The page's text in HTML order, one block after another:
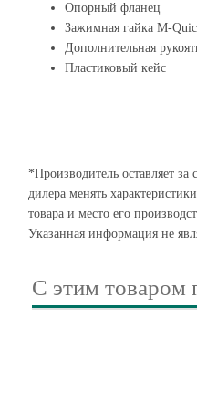
Опорный фланец
Зажимная гайка M-
Дополнительная
Пластиковый кейс
*Производитель оставляет
дилера менять
товара и место его
Указанная информация не
С этим товаром